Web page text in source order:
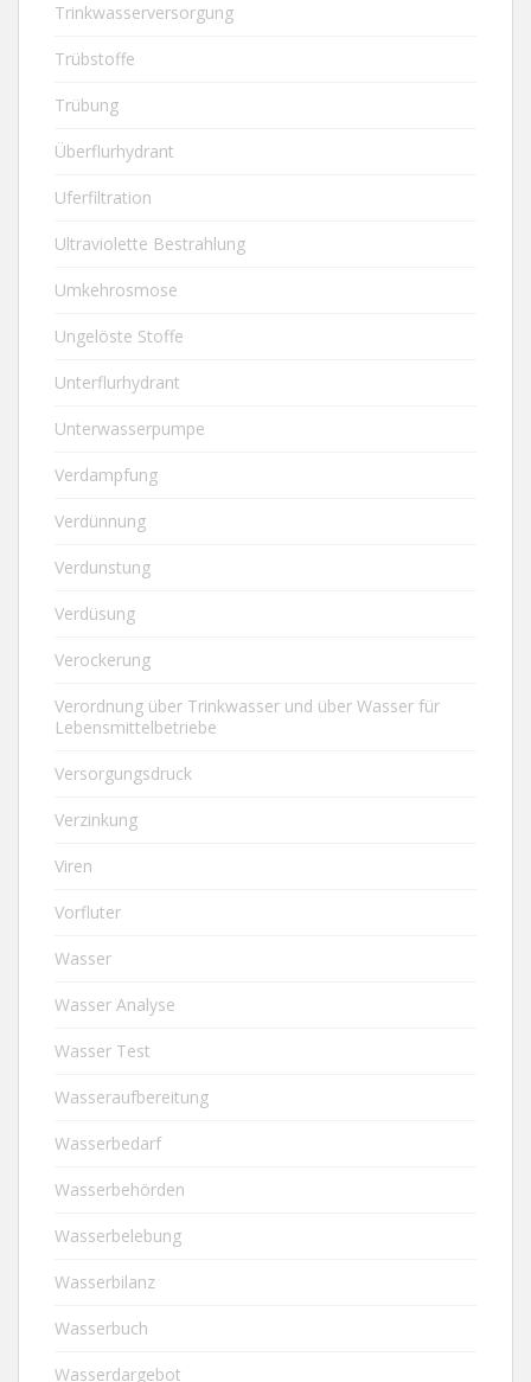
Trinkwasserversorgung
Trübstoffe
Trübung
Überflurhydrant
Uferfiltration
Ultraviolette Bestrahlung
Umkehrosmose
Ungelöste Stoffe
Unterflurhydrant
Unterwasserpumpe
Verdampfung
Verdünnung
Verdunstung
Verdüsung
Verockerung
Verordnung über Trinkwasser und über Wasser für
Lebensmittelbetriebe
Versorgungsdruck
Verzinkung
Viren
Vorfluter
Wasser
Wasser Analyse
Wasser Test
Wasseraufbereitung
Wasserbedarf
Wasserbehörden
Wasserbelebung
Wasserbilanz
Wasserbuch
Wasserdargebot